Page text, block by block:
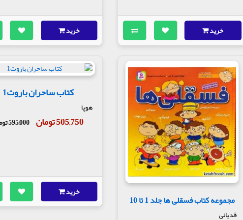
خرید خرید
مجموعه کتاب فسقلی ها جلد 1 تا 10
قدیانی
کتاب ساحران باروت1
هوپا
505,750 تومان 595,000 تومان
خرید